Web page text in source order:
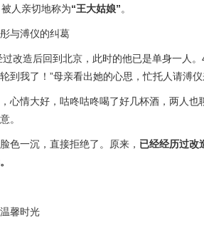
人亲切地称为“王大姑娘”。
与溥仪的纠葛
改造后回到北京，此时的他已是单身一人
到我了！”母亲看出她的心思，忙托人请溥仪
心情大好，咕咚咕咚喝了好几杯酒，两人
。
色一沉，直接拒绝了。原来， 已经经历过改
馨时光